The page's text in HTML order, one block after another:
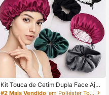
Kit Touca de Cetim Dupla Face Ajus
tável + Scrunchie de Veludo – Cor A
#2 Mais Vendido em Poliéster Touca de cabelo